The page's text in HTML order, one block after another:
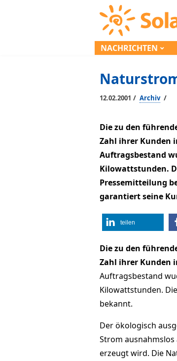
NACHRICHTEN
12.02.2001 / Archiv /
Die zu den
Zahl ihrer Kunden
Auftragsbestand
Kilowattstunden.
Pressemitteilung
garantiert seine
teilen
Die zu den
Zahl ihrer Kunden
Auftragsbestand
Kilowattstunden.
bekannt.
Der ökologisch
Strom
erzeugt wird. Die